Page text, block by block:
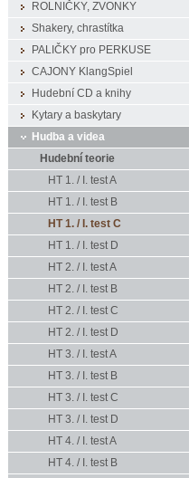
ROLNIČKY, ZVONKY
Shakery, chrastítka
PALIČKY pro PERKUSE
CAJONY KlangSpiel
Hudební CD a knihy
Kytary a baskytary
Hudba a videa
Hudební teorie
HT 1. / I. test A
HT 1. / I. test B
HT 1. / I. test C
HT 1. / I. test D
HT 2. / I. test A
HT 2. / I. test B
HT 2. / I. test C
HT 2. / I. test D
HT 3. / I. test A
HT 3. / I. test B
HT 3. / I. test C
HT 3. / I. test D
HT 4. / I. test A
HT 4. / I. test B